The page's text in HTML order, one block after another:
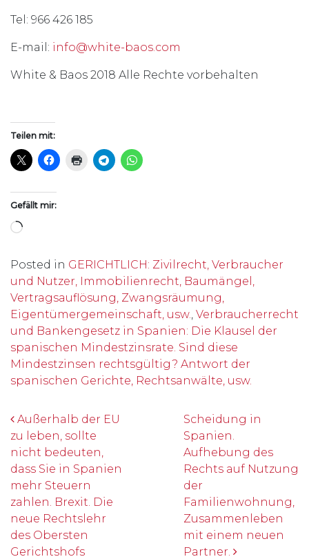
Tel: 966 426 185
E-mail: info@white-baos.com
White & Baos 2018 Alle Rechte vorbehalten
Teilen mit:
Gefällt mir:
Wird geladen …
Posted in GERICHTLICH: Zivilrecht, Verbraucher
und Nutzer, Immobilienrecht, Baumängel,
Vertragsauflösung, Zwangsräumung,
Eigentümergemeinschaft, usw. Verbraucherrecht
und Bankengesetz in Spanien: Die Klausel der
spanischen Mindestzinsrate. Sind diese
Mindestzinsen rechtsgültig? Antwort der
spanischen Gerichte, Rechtsanwälte, usw.
Beitrags-Navigation
Außerhalb der EU
zu leben, sollte
nicht bedeuten,
dass Sie in Spanien
mehr Steuern
zahlen. Brexit. Die
neue Rechtslehr
des Obersten
Gerichtshofs
Scheidung in
Spanien.
Aufhebung des
Rechts auf Nutzung
der
Familienwohnung,
Zusammenleben
mit einem neuen
Partner.